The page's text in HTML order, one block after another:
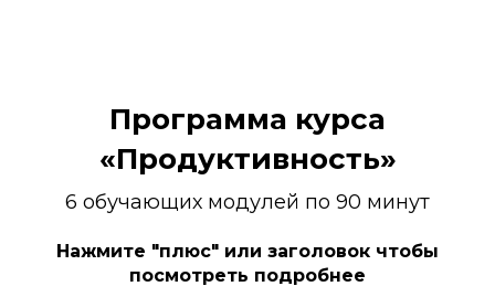
Программа курса
«Продуктивность»
6 обучающих модулей по 90 минут
Нажмите "плюс" или заголовок чтобы
посмотреть подробнее